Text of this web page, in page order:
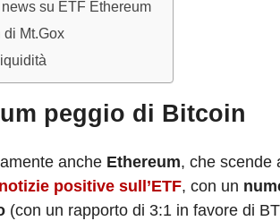
su ETF Ethereum
di Mt.Gox
peggio di Bitcoin
anche Ethereum, che scende
positive sull’ETF, con un
(con un rapporto di 3:1 in favore di